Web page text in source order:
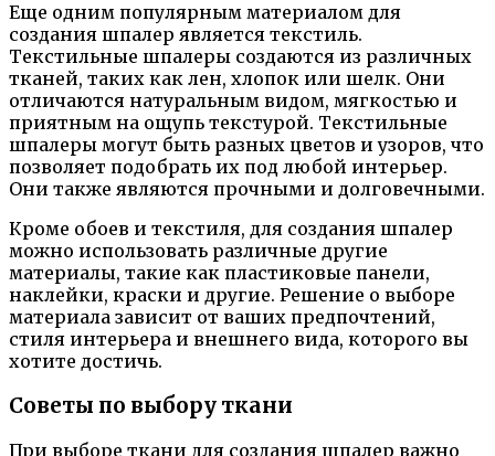
Еще одним популярным материалом для
создания шпалер является текстиль.
Текстильные шпалеры создаются из различных
тканей, таких как лен, хлопок или шелк. Они
отличаются натуральным видом, мягкостью и
приятным на ощупь текстурой. Текстильные
шпалеры могут быть разных цветов и узоров, что
позволяет подобрать их под любой интерьер.
Они также являются прочными и долговечными.
Кроме обоев и текстиля, для создания шпалер
можно использовать различные другие
материалы, такие как пластиковые панели,
наклейки, краски и другие. Решение о выборе
материала зависит от ваших предпочтений,
стиля интерьера и внешнего вида, которого вы
хотите достичь.
Советы по выбору ткани
При выборе ткани для создания шпалер важно